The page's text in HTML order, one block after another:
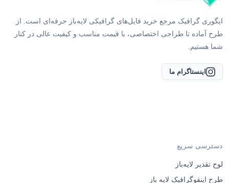
ایگوری گرافیک مرجع خرید فایل‌های گرافیکی لایه‌باز حرفه‌ای است. از
طرح آماده تا طراحی اختصاصی، با قیمت مناسب و کیفیت عالی در کنار
شما هستیم.
اینستاگرام ما
دسترسی سریع
لوح تقدیر لایه‌باز
طرح اینفوگرافیک لایه باز